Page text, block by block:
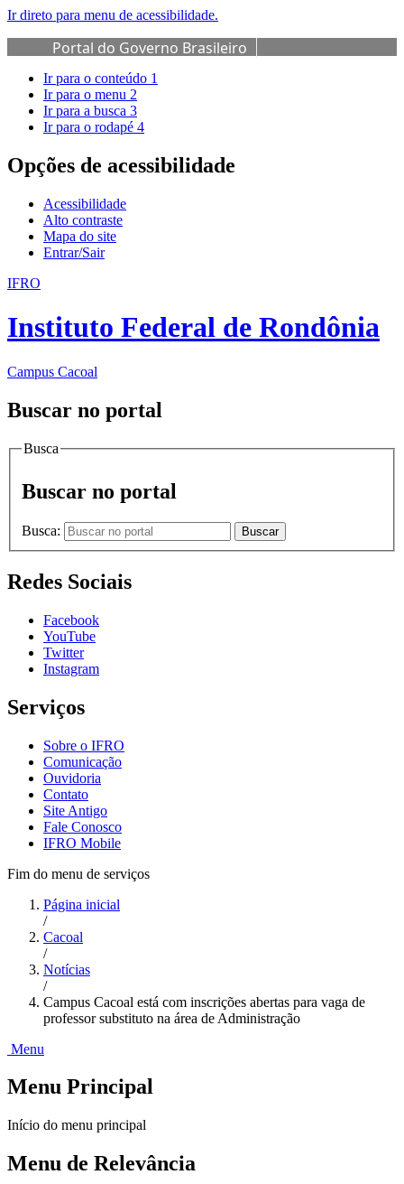
Ir direto para menu de acessibilidade.
Portal do Governo Brasileiro
Ir para o conteúdo 1
Ir para o menu 2
Ir para a busca 3
Ir para o rodapé 4
Opções de acessibilidade
Acessibilidade
Alto contraste
Mapa do site
Entrar/Sair
IFRO
Instituto Federal de Rondônia
Campus Cacoal
Buscar no portal
Busca
Buscar no portal
Busca: Buscar
Redes Sociais
Facebook
YouTube
Twitter
Instagram
Serviços
Sobre o IFRO
Comunicação
Ouvidoria
Contato
Site Antigo
Fale Conosco
IFRO Mobile
Fim do menu de serviços
Página inicial
/
Cacoal
/
Notícias
/
Campus Cacoal está com inscrições abertas para vaga de
professor substituto na área de Administração
Menu
Menu Principal
Início do menu principal
Menu de Relevância